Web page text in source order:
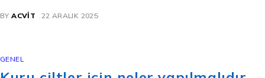
BY ACVIT 22 ARALIK 2025
GENEL